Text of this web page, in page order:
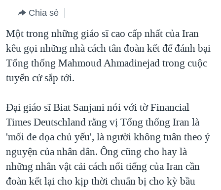
chính
điều
hướng
chính
Đi
"Tìm"
BLOG
DIỄN ĐÀN
MỤC
TỰ DO BÁO CHÍ
NGƯỜI VIỆT HẢI NGOẠI
ĐỜI SỐNG
KINH TẾ
KHOA HỌC
SỨC KHOẺ
CHUYÊN ĐỀ
HÀNH TRÌNH BẦU CỬ 2024
MỘT NĂM CHIẾN TRANH TẠI DẢI GAZA
GIẢI MÃ VÀNH ĐAI & CON ĐƯỜNG
NGÀY TỊ NẠN THẾ GIỚI
VIDEO
NGHE
MẠNG XÃ HỘI
Chia sẻ
Một trong những giáo sĩ cao cấp nhất của Iran
kêu gọi những nhà cách tân đoàn kết để đánh bại
Tổng thống Mahmoud Ahmadinejad trong cuộc
tuyển cử sắp tới.
Đại giáo sĩ Biat Sanjani nói với tờ Financial
Times Deutschland rằng vị Tổng thống Iran là
'mối đe dọa chủ yếu', là người không tuân theo ý
nguyện của nhân dân. Ông cũng cho hay là
những nhân vật cải cách nổi tiếng của Iran cần
đoàn kết lại cho kịp thời chuẩn bị cho kỳ bầu